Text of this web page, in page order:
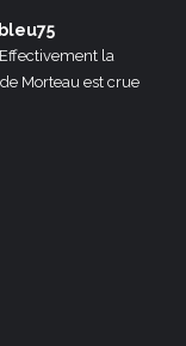
la
Morteau est crue